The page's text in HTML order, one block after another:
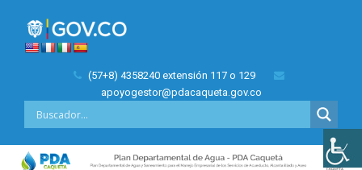
(57+8) 4358240 extensión 117 o 129
apoyogestor@pdacaqueta.gov.co